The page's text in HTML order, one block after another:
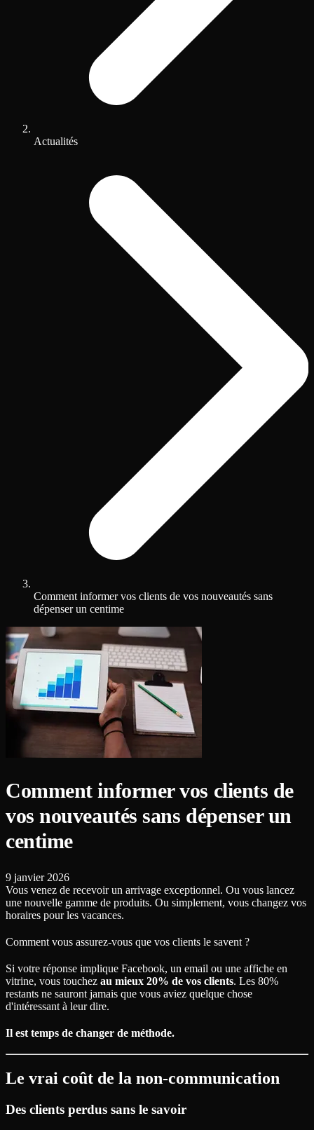
Actualités
Comment informer vos clients de vos nouveautés sans
dépenser un centime
Comment informer vos clients de
vos nouveautés sans dépenser un
centime
9 janvier 2026
Vous venez de recevoir un arrivage exceptionnel. Ou vous lancez
une nouvelle gamme de produits. Ou simplement, vous changez vos
horaires pour les vacances.
Comment vous assurez-vous que vos clients le savent ?
Si votre réponse implique Facebook, un email ou une affiche en
vitrine, vous touchez au mieux 20% de vos clients. Les 80%
restants ne sauront jamais que vous aviez quelque chose
d'intéressant à leur dire.
Il est temps de changer de méthode.
Le vrai coût de la non-communication
Des clients perdus sans le savoir